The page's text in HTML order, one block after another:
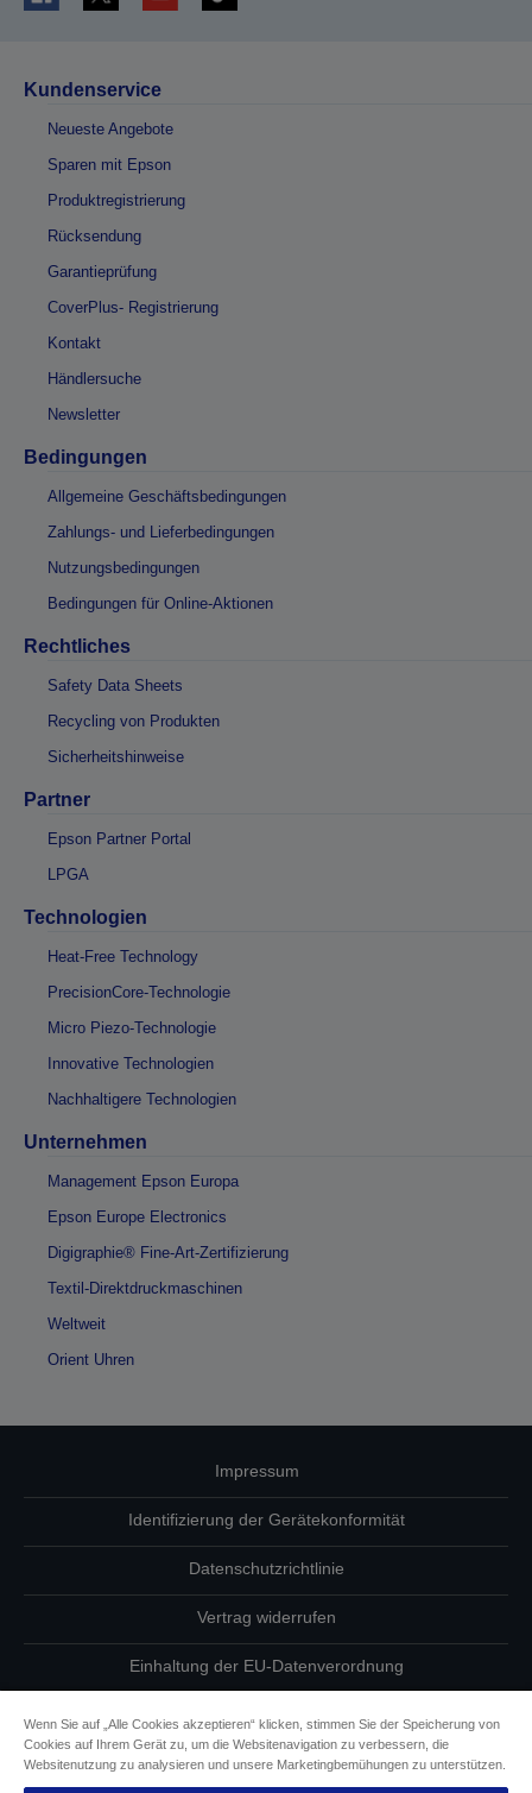
Kundenservice
Neueste Angebote
Sparen mit Epson
Produktregistrierung
Rücksendung
Garantieprüfung
CoverPlus- Registrierung
Kontakt
Händlersuche
Newsletter
Bedingungen
Allgemeine Geschäftsbedingungen
Zahlungs- und Lieferbedingungen
Nutzungsbedingungen
Bedingungen für Online-Aktionen
Rechtliches
Safety Data Sheets
Recycling von Produkten
Sicherheitshinweise
Partner
Epson Partner Portal
LPGA
Technologien
Heat-Free Technology
PrecisionCore-Technologie
Micro Piezo-Technologie
Innovative Technologien
Nachhaltigere Technologien
Unternehmen
Management Epson Europa
Epson Europe Electronics
Digigraphie® Fine-Art-Zertifizierung
Textil-Direktdruckmaschinen
Weltweit
Orient Uhren
Impressum
Identifizierung der Gerätekonformität
Datenschutzrichtlinie
Vertrag widerrufen
Einhaltung der EU-Datenverordnung
Informationen zu Cookies
Wenn Sie auf „Alle Cookies akzeptieren“ klicken, stimmen Sie der Speicherung von
Cookies auf Ihrem Gerät zu, um die Websitenavigation zu verbessern, die
Websitenutzung zu analysieren und unsere Marketingbemühungen zu unterstützen.